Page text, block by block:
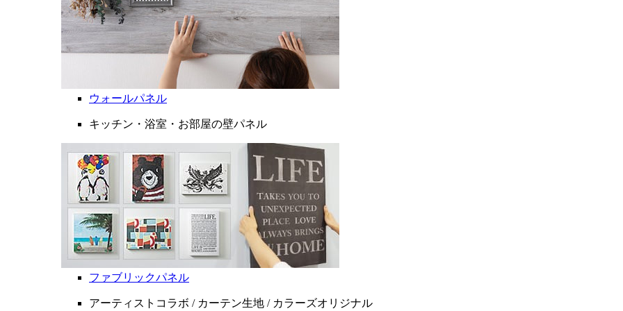
ウォールパネル
キッチン・浴室・お部屋の壁パネル
ファブリックパネル
アーティストコラボ / カーテン生地 / カラーズオリジナル